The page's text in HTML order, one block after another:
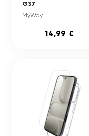
G37
MyWay
14,99 €